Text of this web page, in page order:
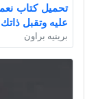
تحميل كتاب
عليه وتقبل ذاتك PDF مجانا
برينيه براون